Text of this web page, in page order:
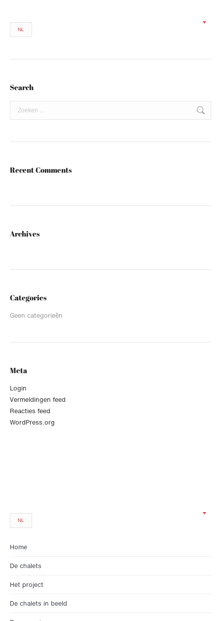
NL
Search
Recent Comments
Archives
Categories
Geen categorieën
Meta
Login
Vermeldingen feed
Reacties feed
WordPress.org
NL
Home
De chalets
Het project
De chalets in beeld